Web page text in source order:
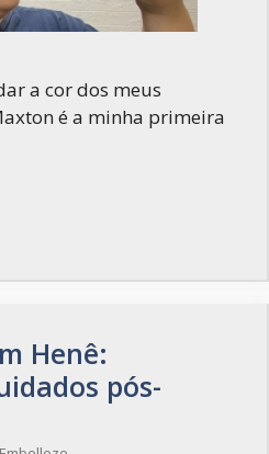
a cor dos meus
é a minha primeira
Henê:
pós-